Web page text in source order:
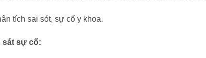
tích sai sót, sự cố y khoa.
sát sự cố: